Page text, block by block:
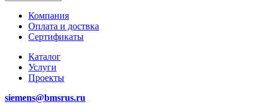
Компания
Оплата и доствка
Сертификаты
Каталог
Услуги
Проекты
siemens@bmsrus.ru